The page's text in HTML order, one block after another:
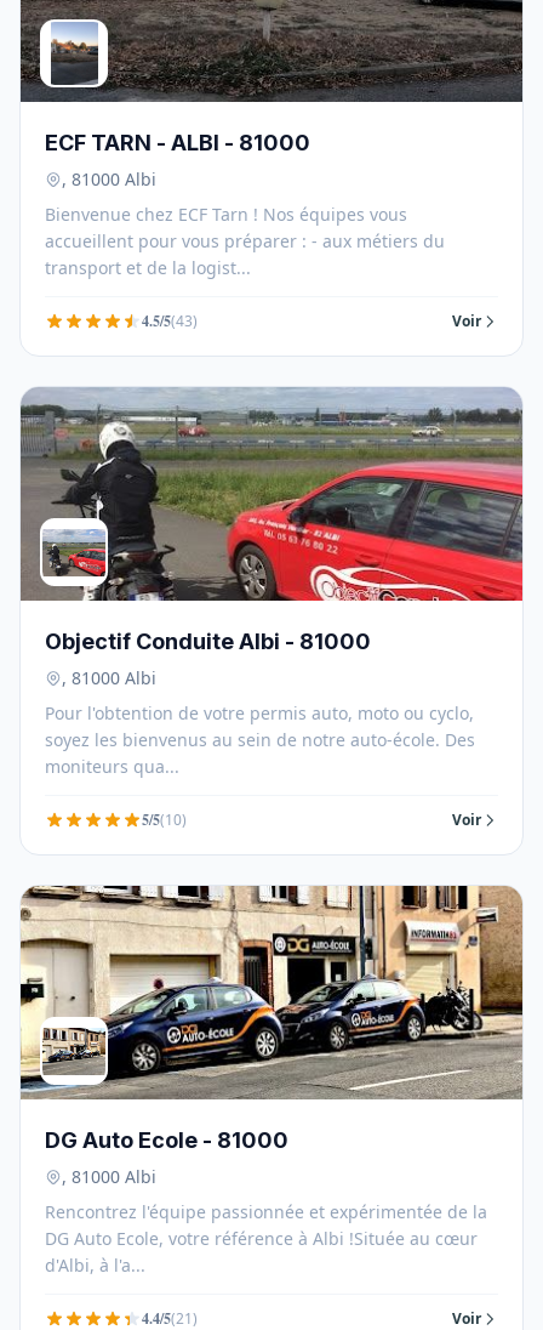
ECF TARN - ALBI - 81000
, 81000 Albi
Bienvenue chez ECF Tarn ! Nos équipes vous
accueillent pour vous préparer : - aux métiers du
transport et de la logist...
4.5/5(43) Voir
Objectif Conduite Albi - 81000
, 81000 Albi
Pour l'obtention de votre permis auto, moto ou cyclo,
soyez les bienvenus au sein de notre auto-école. Des
moniteurs qua...
5/5(10) Voir
DG Auto Ecole - 81000
, 81000 Albi
Rencontrez l'équipe passionnée et expérimentée de la
DG Auto Ecole, votre référence à Albi !Située au cœur
d'Albi, à l'a...
4.4/5(21) Voir